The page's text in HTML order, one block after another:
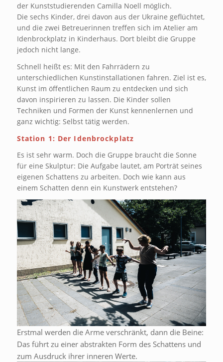
der Kunststudierenden Camilla Noell möglich.
Die sechs Kinder, drei davon aus der Ukraine geflüchtet,
und die zwei Betreuerinnen treffen sich im Atelier am
Idenbrockplatz in Kinderhaus. Dort bleibt die Gruppe
jedoch nicht lange.
Schnell heißt es: Mit den Fahrrädern zu
unterschiedlichen Kunstinstallationen fahren. Ziel ist es,
Kunst im öffentlichen Raum zu entdecken und sich
davon inspirieren zu lassen. Die Kinder sollen
Techniken und Formen der Kunst kennenlernen und
ganz wichtig: Selbst tätig werden.
Station 1: Der Idenbrockplatz
Es ist sehr warm. Doch die Gruppe braucht die Sonne
für eine Skulptur: Die Aufgabe lautet, am Porträt seines
eigenen Schattens zu arbeiten. Doch wie kann aus
einem Schatten denn ein Kunstwerk entstehen?
Erstmal werden die Arme verschränkt, dann die Beine:
Das führt zu einer abstrakten Form des Schattens und
zum Ausdruck ihrer inneren Werte.